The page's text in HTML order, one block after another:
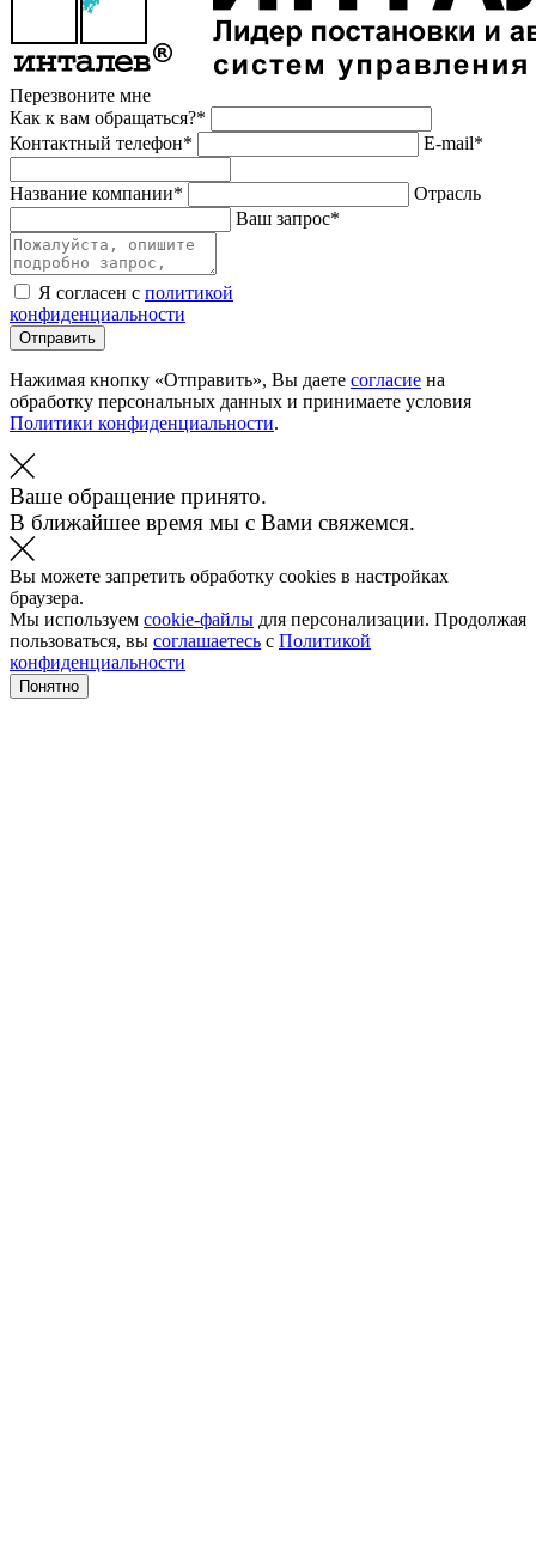
Перезвоните мне
Как к вам обращаться?*
Контактный телефон*
E-mail*
Название компании*
Отрасль
Ваш запрос*
Я согласен с политикой
конфиденциальности
Отправить
Нажимая кнопку «Отправить», Вы даете согласие на
обработку персональных данных и принимаете условия
Политики конфиденциальности.
Ваше обращение принято.
В ближайшее время мы с Вами свяжемся.
Вы можете запретить обработку cookies в настройках
браузера.
Мы используем cookie-файлы для персонализации. Продолжая
пользоваться, вы соглашаетесь с Политикой
конфиденциальности
Понятно